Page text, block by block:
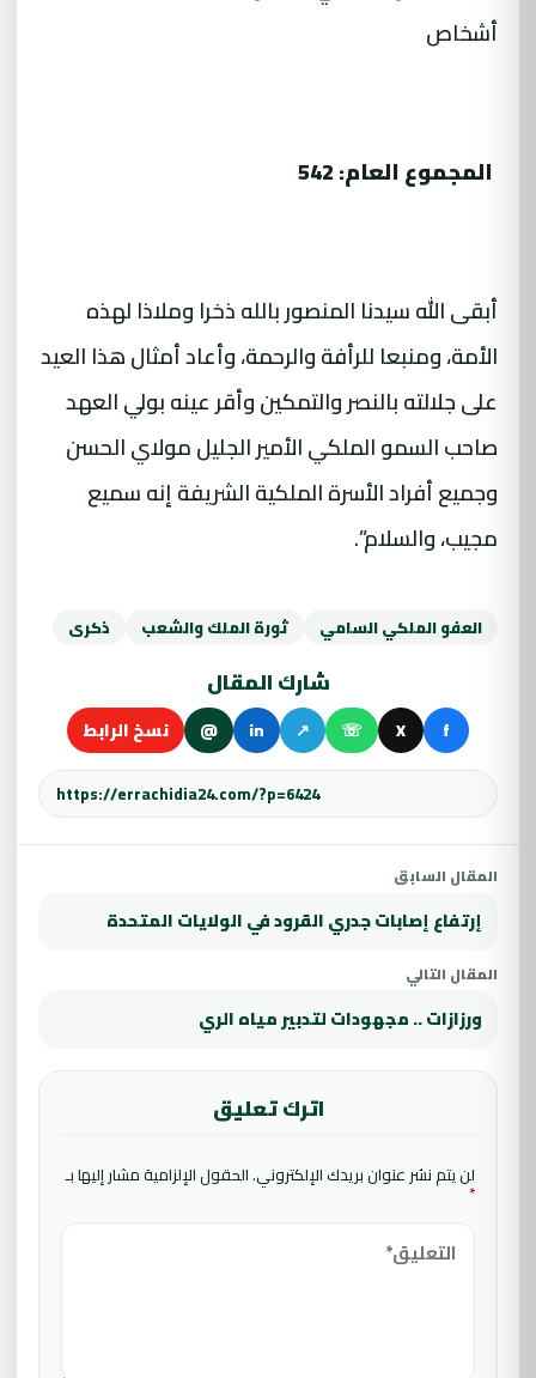
أشخاص
المجموع العام: 542
أبقى الله سيدنا المنصور بالله ذخرا وملاذا لهذه
الأمة، ومنبعا للرأفة والرحمة، وأعاد أمثال هذا العيد
على جلالته بالنصر والتمكين وأقر عينه بولي العهد
صاحب السمو الملكي الأمير الجليل مولاي الحسن
وجميع أفراد الأسرة الملكية الشريفة إنه سميع
مجيب، والسلام”.
العفو الملكي السامي ثورة الملك والشعب ذكرى
شارك المقال
f
X
☏
↗
in
@ نسخ الرابط
المقال السابق
إرتفاع إصابات جدري القرود في الولايات المتحدة
المقال التالي
ورزازات .. مجهودات لتدبير مياه الري
اترك تعليق
لن يتم نشر عنوان بريدك الإلكتروني.الحقول الإلزامية مشار إليها بـ
*